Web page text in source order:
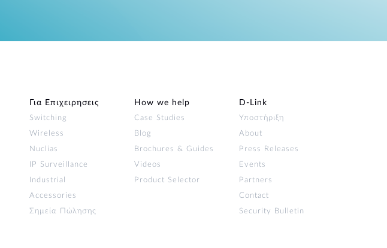
Για Επιχειρησεις
Switching
Wireless
Nuclias
IP Surveillance
Industrial
Accessories
Σημεία Πώλησης
How we help
Case Studies
Blog
Brochures & Guides
Videos
Product Selector
D‑Link
Υποστήριξη
About
Press Releases
Events
Partners
Contact
Security Bulletin